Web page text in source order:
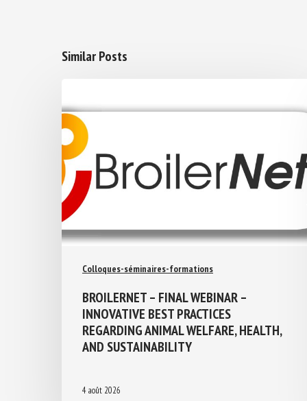
Similar Posts
Colloques-séminaires-formations
BROILERNET – FINAL WEBINAR –
INNOVATIVE BEST PRACTICES
REGARDING ANIMAL WELFARE, HEALTH,
AND SUSTAINABILITY
4 août 2026